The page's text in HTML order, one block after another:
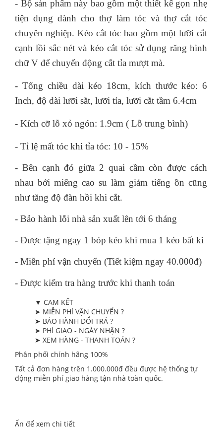
- Bộ sản phẩm này bao gồm một thiết kế gọn nhẹ
tiện dụng dành cho thợ làm tóc và thợ cắt tóc
chuyên nghiệp. Kéo cắt tóc bao gồm một lưỡi cắt
cạnh lồi sắc nét và kéo cắt tóc sử dụng răng hình
chữ V để chuyển động cắt tỉa mượt mà.
- Tổng chiều dài kéo 18cm, kích thước kéo: 6
Inch, độ dài lưỡi sắt, lưỡi tỉa, lưỡi cắt tầm 6.4cm
- Kích cỡ lỗ xỏ ngón: 1.9cm ( Lỗ trung bình)
- Tỉ lệ mất tóc khi tỉa tóc: 10 - 15%
- Bên cạnh đó giữa 2 quai cầm còn được cách
nhau bởi miếng cao su làm giảm tiếng ồn cũng
như tăng độ đàn hồi khi cắt.
- Bảo hành lỗi nhà sản xuất lên tới 6 tháng
- Được tặng ngay 1 bóp kéo khi mua 1 kéo bất kì
- Miễn phí vận chuyển (Tiết kiệm ngay 40.000đ)
- Được kiểm tra hàng trước khi thanh toán
▼ CAM KẾT
➤ MIỄN PHÍ VẬN CHUYỂN ?
➤ BẢO HÀNH ĐỔI TRẢ ?
➤ PHÍ GIAO - NGÀY NHẬN ?
➤ XEM HÀNG - THANH TOÁN ?
Phân phối chính hãng 100%
Tất cả đơn hàng trên 1.000.000đ đều được hệ thống tự
động miễn phí giao hàng tận nhà toàn quốc.
Ấn để xem chi tiết